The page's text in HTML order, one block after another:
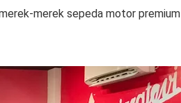
merek sepeda motor premium